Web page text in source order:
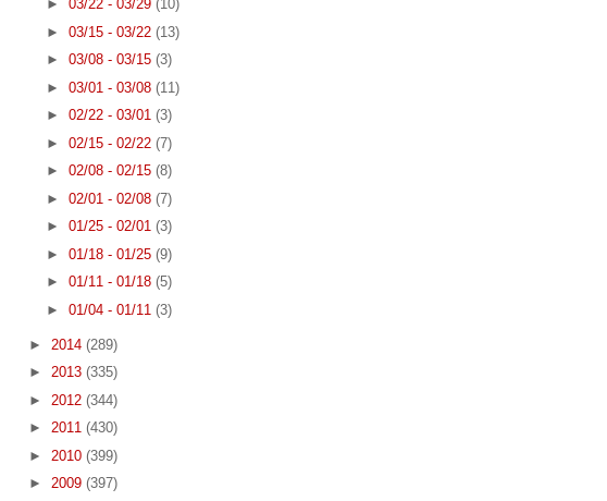
► 03/22 - 03/29 (10)
► 03/15 - 03/22 (13)
► 03/08 - 03/15 (3)
► 03/01 - 03/08 (11)
► 02/22 - 03/01 (3)
► 02/15 - 02/22 (7)
► 02/08 - 02/15 (8)
► 02/01 - 02/08 (7)
► 01/25 - 02/01 (3)
► 01/18 - 01/25 (9)
► 01/11 - 01/18 (5)
► 01/04 - 01/11 (3)
► 2014 (289)
► 2013 (335)
► 2012 (344)
► 2011 (430)
► 2010 (399)
► 2009 (397)